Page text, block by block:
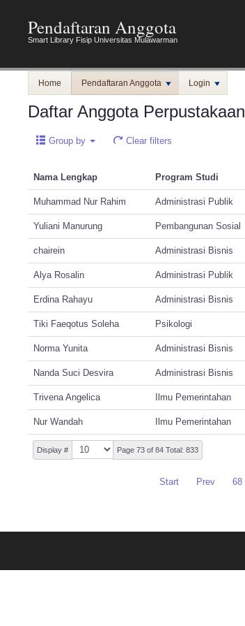
Pendaftaran Anggota
Smart Library Fisip Universitas Mulawarman
Home Pendaftaran Anggota Login
Daftar Anggota Perpustakaan
Group by Clear filters
Nama Lengkap Program Studi
Display # Page 73 of 84 Total: 833
Start Prev 68
Muhammad Nur Rahim Administrasi Publik
Yuliani Manurung Pembangunan Sosial
chairein Administrasi Bisnis
Alya Rosalin Administrasi Publik
Erdina Rahayu Administrasi Bisnis
Tiki Faeqotus Soleha Psikologi
Norma Yunita Administrasi Bisnis
Nanda Suci Desvira Administrasi Bisnis
Trivena Angelica Ilmu Pemerintahan
Nur Wandah Ilmu Pemerintahan